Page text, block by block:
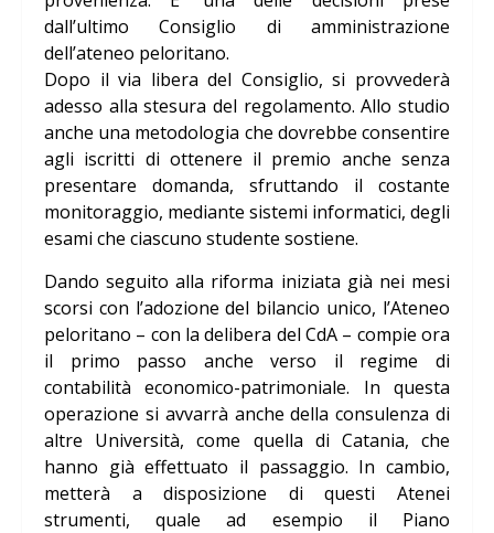
dall’ultimo Consiglio di amministrazione
dell’ateneo peloritano.
Dopo il via libera del Consiglio, si provvederà
adesso alla stesura del regolamento. Allo studio
anche una metodologia che dovrebbe consentire
agli iscritti di ottenere il premio anche senza
presentare domanda, sfruttando il costante
monitoraggio, mediante sistemi informatici, degli
esami che ciascuno studente sostiene.
Dando seguito alla riforma iniziata già nei mesi
scorsi con l’adozione del bilancio unico, l’Ateneo
peloritano – con la delibera del CdA – compie ora
il primo passo anche verso il regime di
contabilità economico-patrimoniale. In questa
operazione si avvarrà anche della consulenza di
altre Università, come quella di Catania, che
hanno già effettuato il passaggio. In cambio,
metterà a disposizione di questi Atenei
strumenti, quale ad esempio il Piano